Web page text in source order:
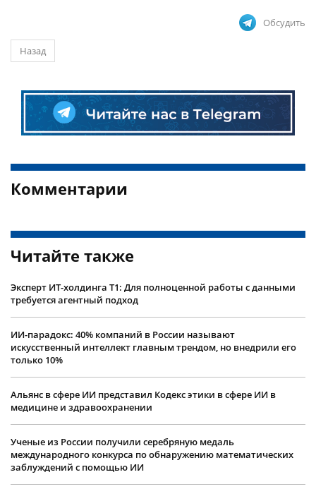
Обсудить
Назад
Комментарии
Читайте также
Эксперт ИТ-холдинга Т1: Для полноценной работы с данными
требуется агентный подход
ИИ-парадокс: 40% компаний в России называют
искусственный интеллект главным трендом, но внедрили его
только 10%
Альянс в сфере ИИ представил Кодекс этики в сфере ИИ в
медицине и здравоохранении
Ученые из России получили серебряную медаль
международного конкурса по обнаружению математических
заблуждений с помощью ИИ